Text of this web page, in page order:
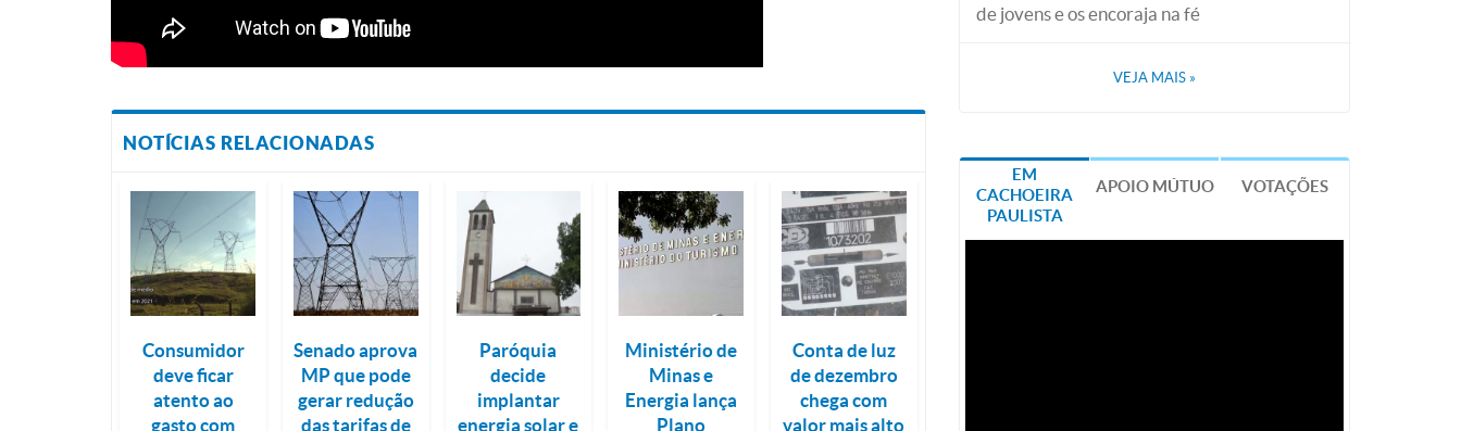
NOTÍCIAS RELACIONADAS
Consumidor
deve ficar
atento ao
gasto com
Senado aprova
MP que pode
gerar redução
das tarifas de
Paróquia
decide
implantar
energia solar e
Ministério de
Minas e
Energia lança
Plano
Conta de luz
de dezembro
chega com
valor mais alto
de jovens e os encoraja na fé
VEJA MAIS »
EM
CACHOEIRA
PAULISTA
APOIO MÚTUO VOTAÇÕES